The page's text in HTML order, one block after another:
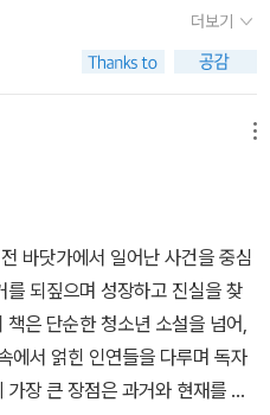
다는 그 자체만으로도 인류 역사
접 만나 보지 못한 수많은 윗세
다. 지금 이 삶은 어쩌면 이들이
야겠다.
부)​​​​* 창비 교육으로부터 가제본
럼 드리워져있다. 당신의 여름이
무의미 하지 않기를, 그리고 우
운 법인데, 그 비밀을 간직한 이가
가족이라면 파헤치지 않는 편이
다. ​아무런 접점이 없던 두 아이
는 이유. 도대체 어떤 일이 있었
행한다고 여기는 불안한 시선이
영 몰랐으면 하는 어른들의 마
면 하는 그 때의 사건. 내가 이들
면 똑같은 생각과 마음으로 십이
이번 <너의 여름에 내가 닿을게>
숨을 몇 번이나 참았는지 모르
, 카페에 앉아 가볍게 페이지를
.-제목에서도 첫 문장에서도 여
인물이 등장한다. 그리고 이 인물
그 인물이 마음속에 가득 차 있
각하면 같이 떠오를 것만 같다. -
성격도 살아온 환경 뭐 하나 맞
커의 등장으로 시작된다. 스토커
유일한 접점을 알아내고 그 안에
면서 시작된다.성장소설답게 두
더보기
바닷가에서 일어난 사건을 중심
되짚으며 성장하고 진실을 찾
은 단순한 청소년 소설을 넘어,
에서 얽힌 인연들을 다루며 독자
장 큰 장점은 과거와 현재를 잇